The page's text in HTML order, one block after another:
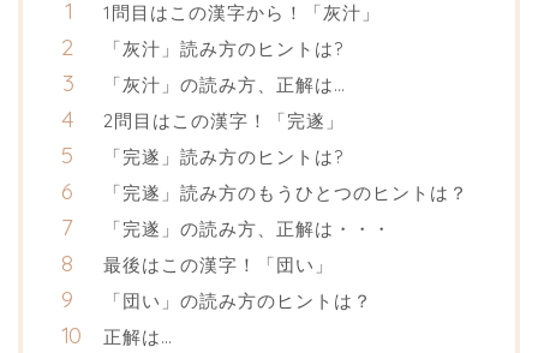
1問目はこの漢字から！「灰汁」
「灰汁」読み方のヒントは?
「灰汁」の読み方、正解は…
2問目はこの漢字！「完遂」
「完遂」読み方のヒントは?
「完遂」読み方のもうひとつのヒントは？
「完遂」の読み方、正解は・・・
最後はこの漢字！「団い」
「団い」の読み方のヒントは？
正解は…